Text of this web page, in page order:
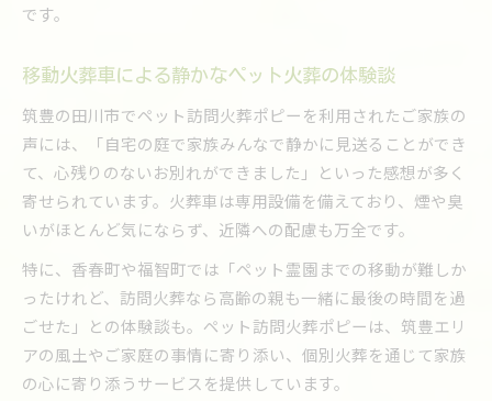
です。
移動火葬車による静かなペット火葬の体験談
筑豊の田川市でペット訪問火葬ポピーを利用されたご家族の
声には、「自宅の庭で家族みんなで静かに見送ることができ
て、心残りのないお別れができました」といった感想が多く
寄せられています。火葬車は専用設備を備えており、煙や臭
いがほとんど気にならず、近隣への配慮も万全です。
特に、香春町や福智町では「ペット霊園までの移動が難しか
ったけれど、訪問火葬なら高齢の親も一緒に最後の時間を過
ごせた」との体験談も。ペット訪問火葬ポピーは、筑豊エリ
アの風土やご家庭の事情に寄り添い、個別火葬を通じて家族
の心に寄り添うサービスを提供しています。